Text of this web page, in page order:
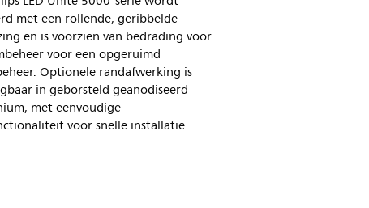
met een rollende, geribbelde
en is voorzien van bedrading voor
voor een opgeruimd
Optionele randafwerking is
in geborsteld geanodiseerd
met eenvoudige
voor snelle installatie.